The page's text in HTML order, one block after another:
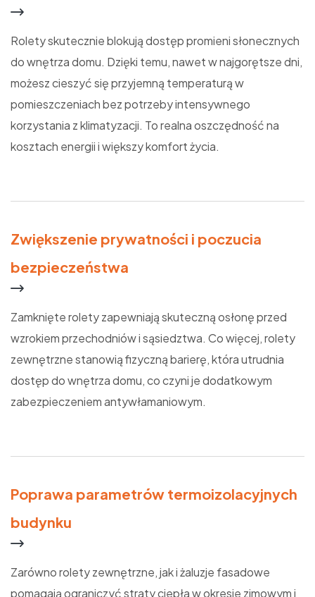
Rolety skutecznie blokują dostęp promieni słonecznych
do wnętrza domu. Dzięki temu, nawet w najgorętsze dni,
możesz cieszyć się przyjemną temperaturą w
pomieszczeniach bez potrzeby intensywnego
korzystania z klimatyzacji. To realna oszczędność na
kosztach energii i większy komfort życia.
Zwiększenie prywatności i poczucia
bezpieczeństwa
Zamknięte rolety zapewniają skuteczną osłonę przed
wzrokiem przechodniów i sąsiedztwa. Co więcej, rolety
zewnętrzne stanowią fizyczną barierę, która utrudnia
dostęp do wnętrza domu, co czyni je dodatkowym
zabezpieczeniem antywłamaniowym.
Poprawa parametrów termoizolacyjnych
budynku
Zarówno rolety zewnętrzne, jak i żaluzje fasadowe
pomagają ograniczyć straty ciepła w okresie zimowym i